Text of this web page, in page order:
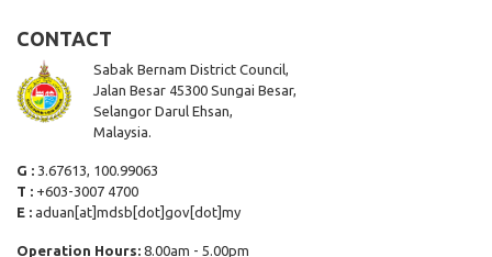
CONTACT
Sabak Bernam District Council,
Jalan Besar 45300 Sungai Besar,
Selangor Darul Ehsan,
Malaysia.
G : 3.67613, 100.99063
T : +603-3007 4700
E : aduan[at]mdsb[dot]gov[dot]my
Operation Hours: 8.00am - 5.00pm